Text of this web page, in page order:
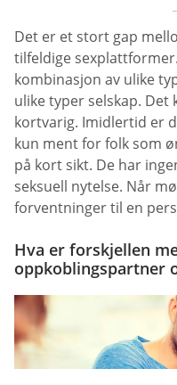
Det er et stort gap
tilfeldige
kombinasjon av ulike
ulike typer selskap.
kortvarig. Imidlertid er
kun ment for folk som
på kort sikt. De har
seksuell nytelse. Når
forventninger til en
Hva er forskjellen
oppkoblingspartner